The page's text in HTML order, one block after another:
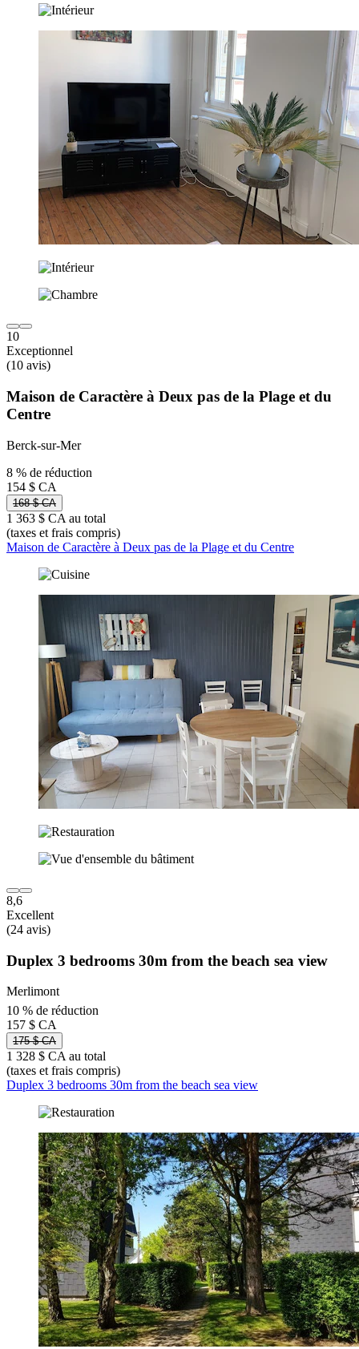
10
Exceptionnel
(10 avis)
Maison de Caractère à Deux pas de la Plage et du
Centre
Berck-sur-Mer
8 % de réduction
154 $ CA
168 $ CA
1 363 $ CA au total
(taxes et frais compris)
Maison de Caractère à Deux pas de la Plage et du Centre
8,6
Excellent
(24 avis)
Duplex 3 bedrooms 30m from the beach sea view
Merlimont
10 % de réduction
157 $ CA
175 $ CA
1 328 $ CA au total
(taxes et frais compris)
Duplex 3 bedrooms 30m from the beach sea view